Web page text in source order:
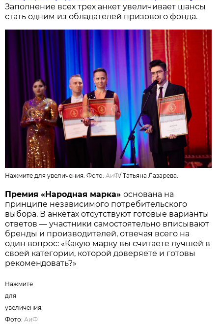
Заполнение всех трех анкет увеличивает шансы
стать одним из обладателей призового фонда.
Нажмите для увеличения. Фото: АиФ/Татьяна Лазарева.
Премия «Народная марка»основана на
принципе независимого потребительского
выбора. В анкетах отсутствуют готовые варианты
ответов — участники самостоятельно вписывают
бренды и производителей, отвечая всего на
один вопрос: «Какую марку вы считаете лучшей в
своей категории, которой доверяете и готовы
рекомендовать?»